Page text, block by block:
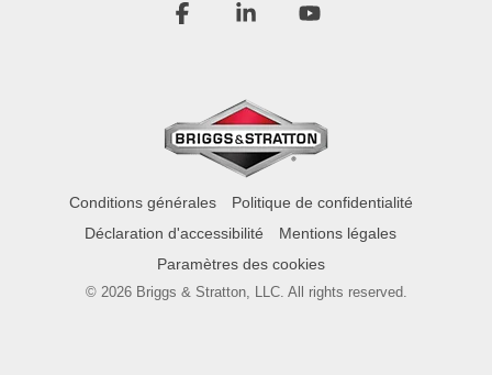
Conditions générales
Politique de confidentialité
Déclaration d'accessibilité
Mentions légales
Paramètres des cookies
© 2026 Briggs & Stratton, LLC. All rights reserved.
Facebook Linkedin